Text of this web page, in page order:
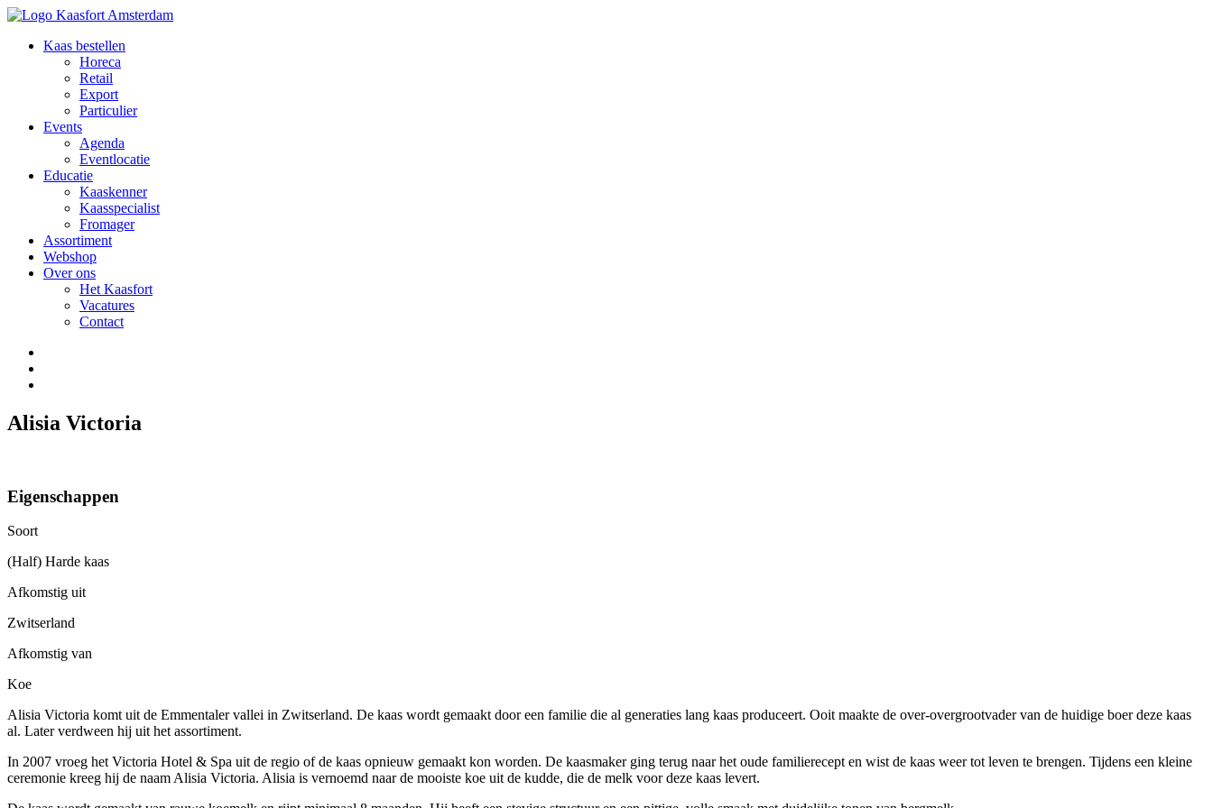
Kaas bestellen
Horeca
Retail
Export
Particulier
Events
Agenda
Eventlocatie
Educatie
Kaaskenner
Kaasspecialist
Fromager
Assortiment
Webshop
Over ons
Het Kaasfort
Vacatures
Contact
Alisia Victoria
Eigenschappen
Soort
(Half) Harde kaas
Afkomstig uit
Zwitserland
Afkomstig van
Koe
Alisia Victoria komt uit de Emmentaler vallei in Zwitserland. De kaas wordt gemaakt door een familie die al generaties lang kaas produceert. Ooit maakte de over-overgrootvader van de huidige boer deze kaas
al. Later verdween hij uit het assortiment.
In 2007 vroeg het Victoria Hotel & Spa uit de regio of de kaas opnieuw gemaakt kon worden. De kaasmaker ging terug naar het oude familierecept en wist de kaas weer tot leven te brengen. Tijdens een kleine
ceremonie kreeg hij de naam Alisia Victoria. Alisia is vernoemd naar de mooiste koe uit de kudde, die de melk voor deze kaas levert.